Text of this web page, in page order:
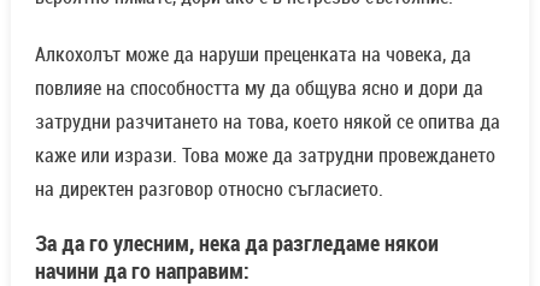
Алкохолът може да наруши преценката на човека, да
повлияе на способността му да общува ясно и дори да
затрудни разчитането на това, което някой се опитва да
каже или изрази. Това може да затрудни провеждането
на директен разговор относно съгласието.
За да го улесним, нека да разгледаме някои
начини да го направим: